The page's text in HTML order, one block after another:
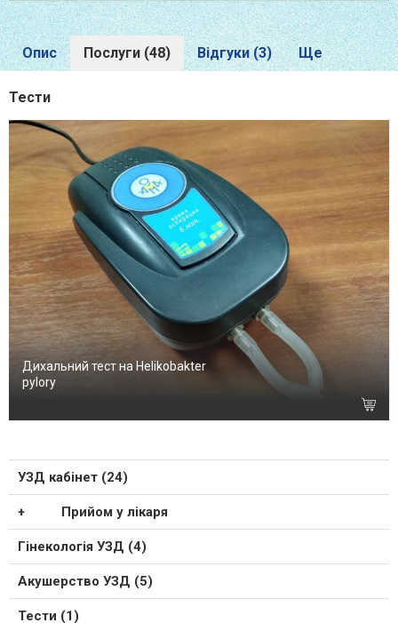
Опис Послуги (48) Відгуки (3) Ще
Тести
Дихальний тест на Helikobakter
pylory
УЗД кабінет (24)
Прийом у лікаря
Гінекологія УЗД (4)
Акушерство УЗД (5)
Тести (1)